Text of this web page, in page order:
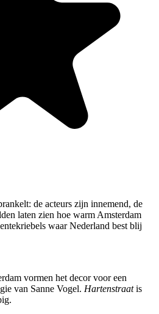
de acteurs zijn innemend, de
laten zien hoe warm Amsterdam
waar Nederland best blij
vormen het decor voor een
van Sanne Vogel. Hartenstraatis